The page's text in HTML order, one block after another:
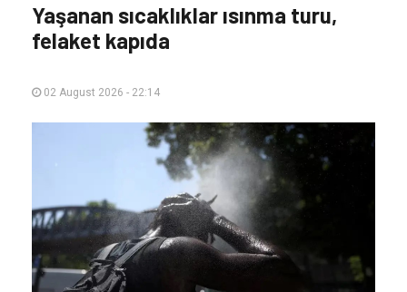
Yaşanan sıcaklıklar ısınma turu,
felaket kapıda
02 August 2026 - 22:14